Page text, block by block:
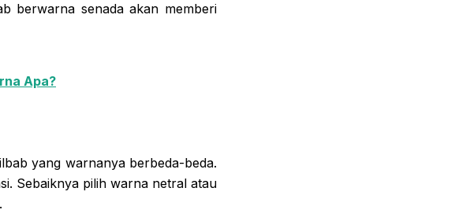
berwarna senada akan memberi
Apa?
yang warnanya berbeda-beda.
Sebaiknya pilih warna netral atau